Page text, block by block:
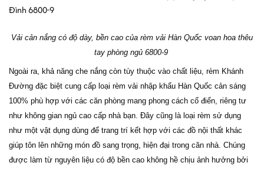
Vải cản nắng có độ dày, bền cao của rèm vải Hàn Quốc voan hoa thêu
tay phòng ngủ 6800-9
Ngoài ra, khả năng che nắng còn tùy thuộc vào chất liệu, rèm Khánh
Đường đặc biệt cung cấp loại rèm vải nhập khẩu Hàn Quốc cản sáng
100% phù hợp với các căn phòng mang phong cách cổ điển, riêng tư
như không gian ngủ cao cấp nhà bạn. Đây cũng là loại rèm sử dụng
như một vật dụng dùng để trang trí kết hợp với các đồ nội thất khác
giúp tôn lên những món đồ sang trọng, hiện đại trong căn nhà. Chúng
được làm từ nguyên liệu có độ bền cao không hề chịu ảnh hưởng bởi